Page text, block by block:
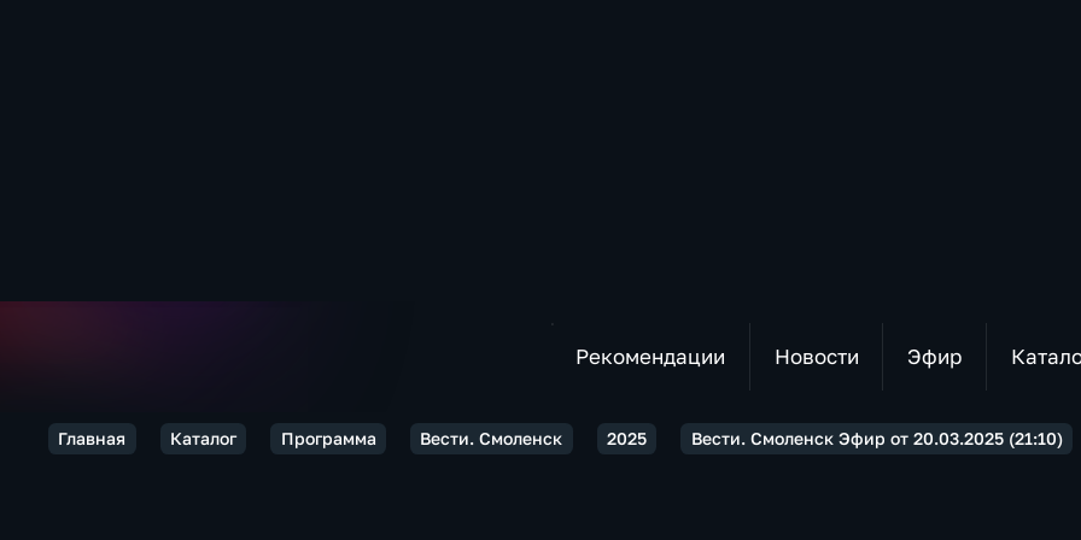
Рекомендации Новости Эфир
Главная Каталог Программа Вести. Смоленск 2025 Вести. Смоленск Эфир от 20.03.2025 (21:10)